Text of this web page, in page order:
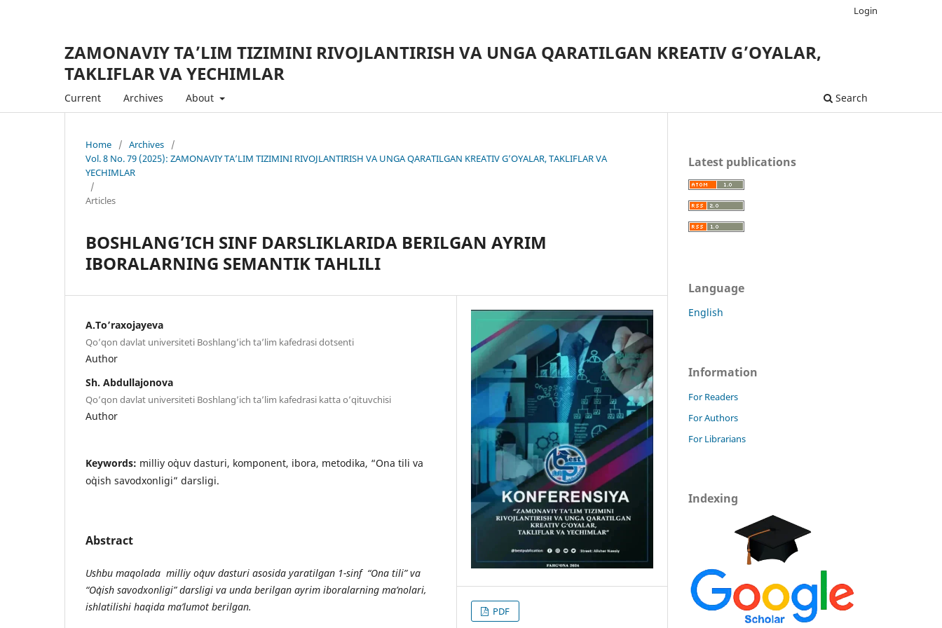
ZAMONAVIY TA’LIM TIZIMINI RIVOJLANTIRISH VA UNGA QARATILGAN KREATIV G’OYALAR,
TAKLIFLAR VA YECHIMLAR
Current Archives About Search
Login
Home / Archives
/
Vol. 8 No. 79 (2025): ZAMONAVIY TA’LIM TIZIMINI RIVOJLANTIRISH VA UNGA QARATILGAN KREATIV G’OYALAR, TAKLIFLAR VA
YECHIMLAR
/
Articles
BOSHLANG’ICH SINF DARSLIKLARIDA BERILGAN AYRIM
IBORALARNING SEMANTIK TAHLILI
A.To’raxojayeva
Qo’qon davlat universiteti Boshlang’ich ta’lim kafedrasi dotsenti
Author
Sh. Abdullajonova
Qo’qon davlat universiteti Boshlang’ich ta’lim kafedrasi katta o’qituvchisi
Author
Keywords: milliy o`quv dasturi, komponent, ibora, metodika, “Ona tili va
o`qish savodxonligi” darsligi.
Abstract
Ushbu maqolada milliy o`quv dasturi asosida yaratilgan 1-sinf “Ona tili” va
“O`qish savodxonligi” darsligi va unda berilgan ayrim iboralarning ma’nolari,
ishlatilishi haqida ma’lumot berilgan.
PDF
Latest publications
Language
English
Information
For Readers
For Authors
For Librarians
Indexing